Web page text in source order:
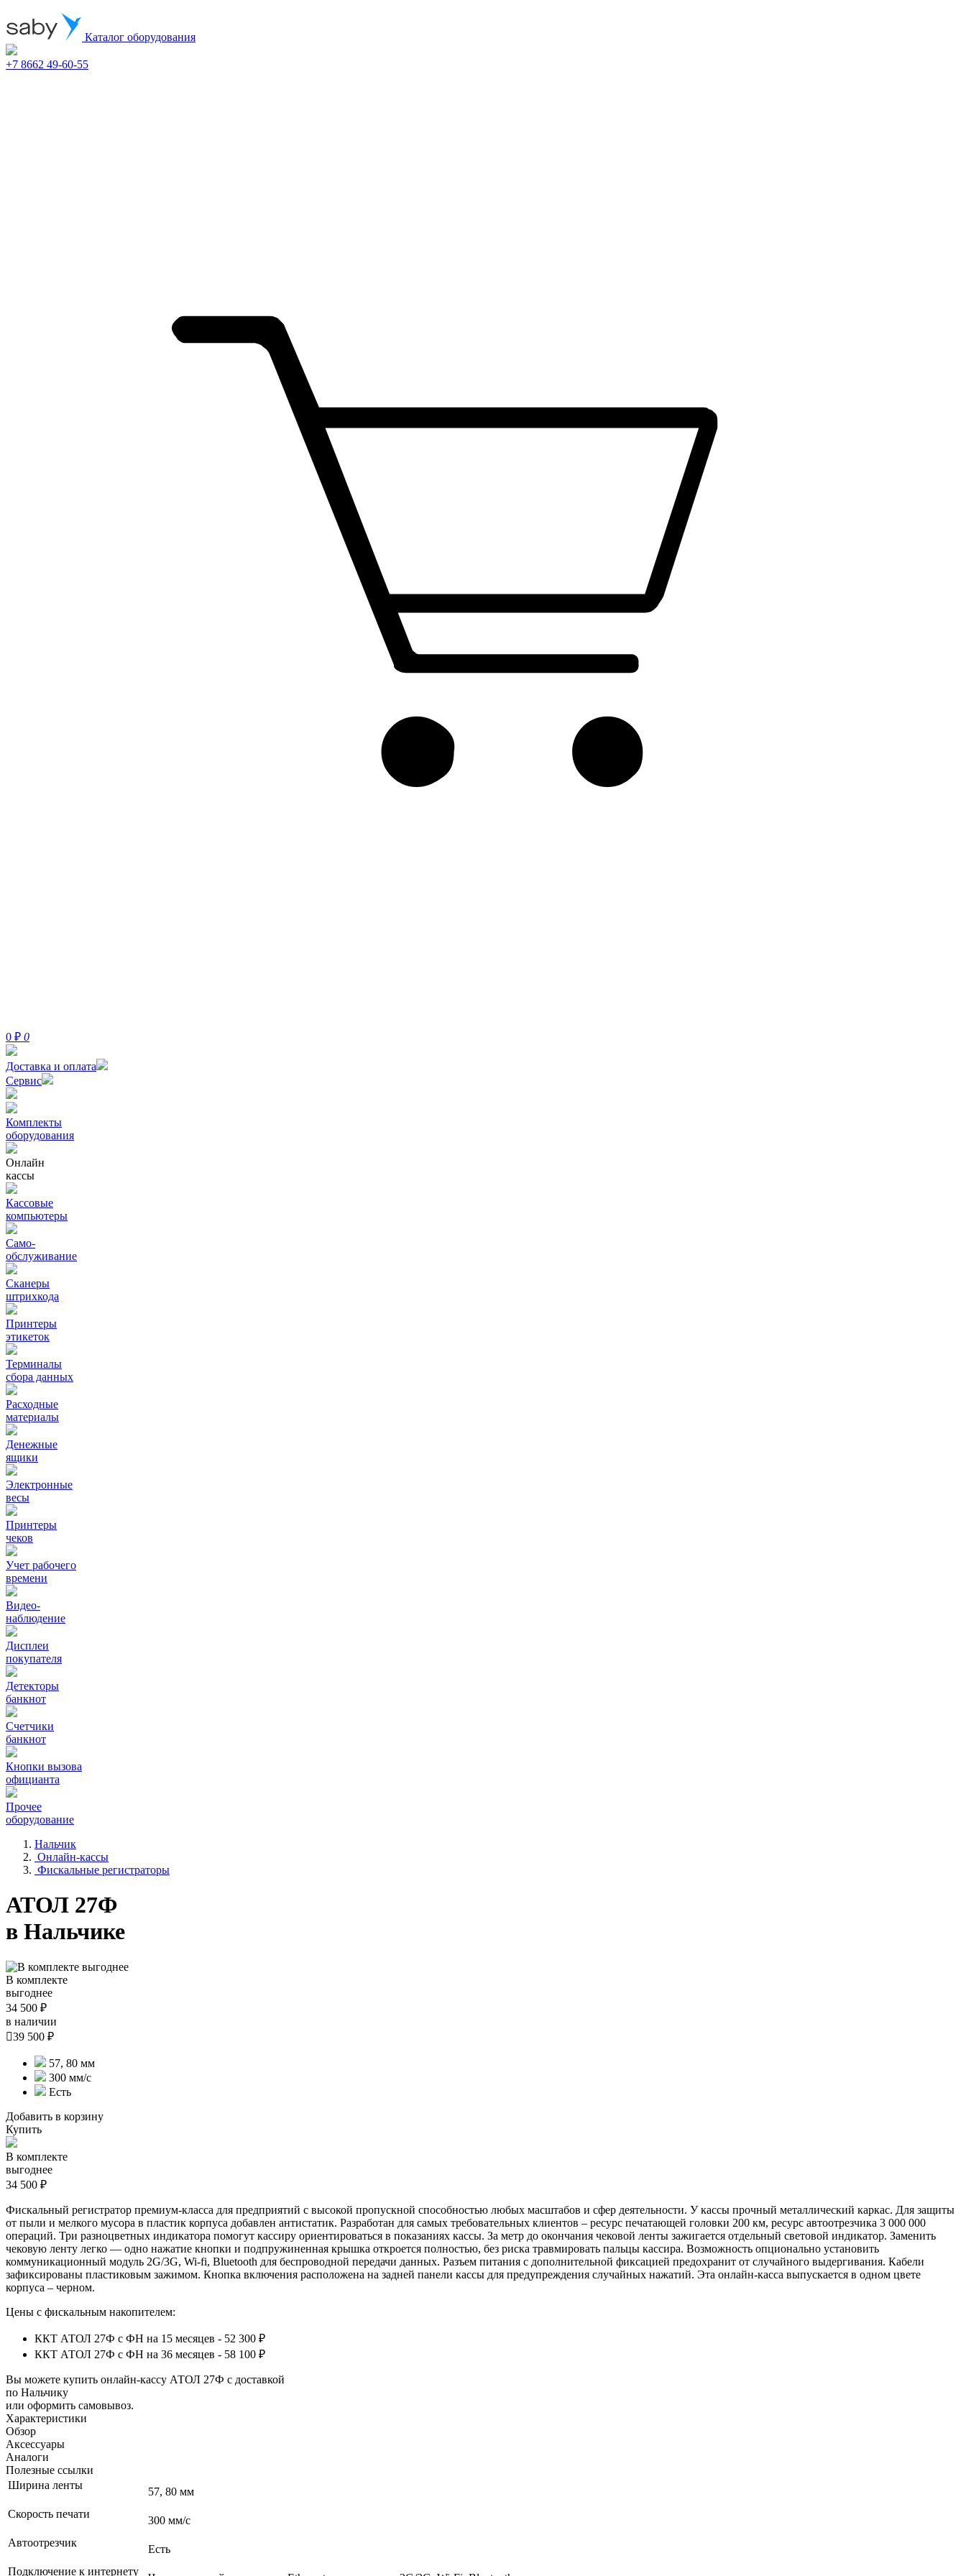
Каталог оборудования
+7 8662 49-60-55
0 ₽ 0
Доставка и оплата
Сервис
Комплекты
оборудования
Онлайн
кассы
Кассовые
компьютеры
Само-
обслуживание
Сканеры
штрихкода
Принтеры
этикеток
Терминалы
сбора данных
Расходные
материалы
Денежные
ящики
Электронные
весы
Принтеры
чеков
Учет рабочего
времени
Видео‑
наблюдение
Дисплеи
покупателя
Детекторы
банкнот
Счетчики
банкнот
Кнопки вызова
официанта
Прочее
оборудование
Нальчик
Онлайн-кассы
Фискальные регистраторы
АТОЛ 27Ф
в Нальчике
В комплекте
выгоднее
34 500 ₽
в наличии
39 500 ₽
57, 80 мм
300 мм/с
Есть
Добавить в корзину
Купить
В комплекте
выгоднее
34 500 ₽
Фискальный регистратор премиум-класса для предприятий с высокой пропускной способностью любых масштабов и сфер деятельности. У кассы прочный металлический каркас. Для защиты
от пыли и мелкого мусора в пластик корпуса добавлен антистатик. Разработан для самых требовательных клиентов – ресурс печатающей головки 200 км, ресурс автоотрезчика 3 000 000
операций. Три разноцветных индикатора помогут кассиру ориентироваться в показаниях кассы. За метр до окончания чековой ленты зажигается отдельный световой индикатор. Заменить
чековую ленту легко — одно нажатие кнопки и подпружиненная крышка откроется полностью, без риска травмировать пальцы кассира. Возможность опционально установить
коммуникационный модуль 2G/3G, Wi‑fi, Bluetooth для беспроводной передачи данных. Разъем питания с дополнительной фиксацией предохранит от случайного выдергивания. Кабели
зафиксированы пластиковым зажимом. Кнопка включения расположена на задней панели кассы для предупреждения случайных нажатий. Эта онлайн‑касса выпускается в одном цвете
корпуса – черном.
Цены с фискальным накопителем:
ККТ АТОЛ 27Ф с ФН на 15 месяцев - 52 300 ₽
ККТ АТОЛ 27Ф с ФН на 36 месяцев - 58 100 ₽
Вы можете купить онлайн‑кассу АТОЛ 27Ф с доставкой
по Нальчику
или оформить самовывоз.
Характеристики
Обзор
Аксессуары
Аналоги
Полезные ссылки
Ширина ленты
57, 80 мм
Скорость печати
300 мм/с
Автоотрезчик
Есть
Подключение к интернету